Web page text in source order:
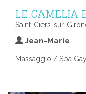
LE CAMELIA
Saint-Ciers-sur-
Jean-Marie
Massaggio / Spa